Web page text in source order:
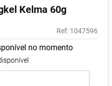
Kelma 60g
: 1047596
no momento